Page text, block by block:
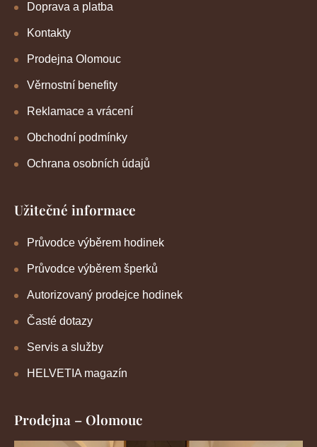
Doprava a platba
Kontakty
Prodejna Olomouc
Věrnostní benefity
Reklamace a vrácení
Obchodní podmínky
Ochrana osobních údajů
Užitečné informace
Průvodce výběrem hodinek
Průvodce výběrem šperků
Autorizovaný prodejce hodinek
Časté dotazy
Servis a služby
HELVETIA magazín
Prodejna – Olomouc